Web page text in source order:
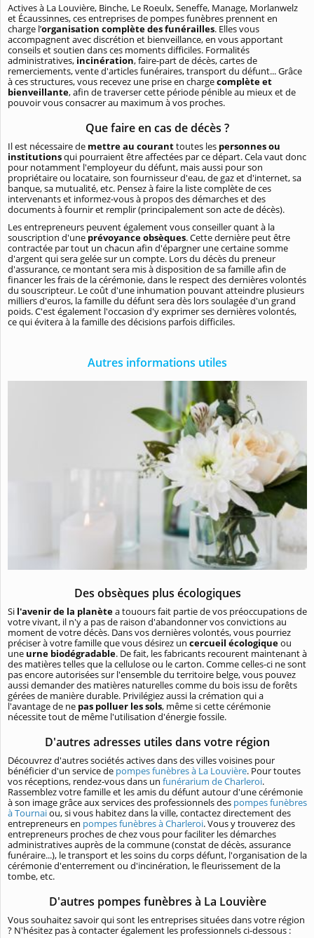
Actives à La Louvière, Binche, Le Roeulx, Seneffe, Manage, Morlanwelz
et Écaussinnes, ces entreprises de pompes funèbres prennent en
charge l’organisation complète des funérailles. Elles vous
accompagnent avec discrétion et bienveillance, en vous apportant
conseils et soutien dans ces moments difficiles. Formalités
administratives, incinération, faire-part de décès, cartes de
remerciements, vente d'articles funéraires, transport du défunt... Grâce
à ces structures, vous recevez une prise en chargecomplète et
bienveillante, afin de traverser cette période pénible au mieux et de
pouvoir vous consacrer au maximum à vos proches.
Que faire en cas de décès ?
Il est nécessaire de mettre au couranttoutes les personnes ou
institutionsqui pourraient être affectées par ce départ. Cela vaut donc
pour notamment l'employeur du défunt, mais aussi pour son
propriétaire ou locataire, son fournisseur d'eau, de gaz et d'internet, sa
banque, sa mutualité, etc. Pensez à faire la liste complète de ces
intervenants et informez-vous à propos des démarches et des
documents à fournir et remplir (principalement son acte de décès).
Les entrepreneurs peuvent également vous conseiller quant à la
souscription d'une prévoyance obsèques. Cette dernière peut être
contractée par tout un chacun afin d'épargner une certaine somme
d'argent qui sera gelée sur un compte. Lors du décès du preneur
d'assurance, ce montant sera mis à disposition de sa famille afin de
financer les frais de la cérémonie, dans le respect des dernières volontés
du souscripteur. Le coût d'une inhumation pouvant atteindre plusieurs
milliers d'euros, la famille du défunt sera dès lors soulagée d'un grand
poids. C'est également l'occasion d'y exprimer ses dernières volontés,
ce qui évitera à la famille des décisions parfois difficiles.
Autres informations utiles
Des obsèques plus écologiques
Si l'avenir de la planètea touours fait partie de vos préoccupations de
votre vivant, il n'y a pas de raison d'abandonner vos convictions au
moment de votre décès. Dans vos dernières volontés, vous pourriez
préciser à votre famille que vous désirez un cercueil écologiqueou
une urne biodégradable. De fait, les fabricants recourent maintenant à
des matières telles que la cellulose ou le carton. Comme celles-ci ne sont
pas encore autorisées sur l'ensemble du territoire belge, vous pouvez
aussi demander des matières naturelles comme du bois issu de forêts
gérées de manière durable. Privilégiez aussi la crémation qui a
l'avantage de ne pas polluer les sols, même si cette cérémonie
nécessite tout de même l'utilisation d'énergie fossile.
D'autres adresses utiles dans votre région
Découvrez d'autres sociétés actives dans des villes voisines pour
bénéficier d'un service de pompes funèbres à La Louvière. Pour toutes
vos réceptions, rendez-vous dans un funérarium de Charleroi.
Rassemblez votre famille et les amis du défunt autour d'une cérémonie
à son image grâce aux services des professionnels des pompes funèbres
à Tournaiou, si vous habitez dans la ville, contactez directement des
entrepreneurs en pompes funèbres à Charleroi. Vous y trouverez des
entrepreneurs proches de chez vous pour faciliter les démarches
administratives auprès de la commune (constat de décès, assurance
funéraire...), le transport et les soins du corps défunt, l'organisation de la
cérémonie d'enterrement ou d'incinération, le fleurissement de la
tombe, etc.
D'autres pompes funèbres à La Louvière
Vous souhaitez savoir qui sont les entreprises situées dans votre région
? N'hésitez pas à contacter également les professionnels ci-dessous :